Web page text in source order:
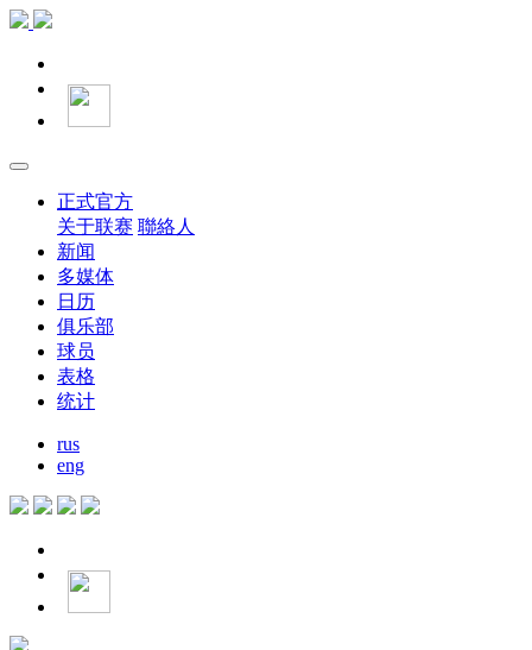
正式官方
关于联赛 聯絡人
新闻
多媒体
日历
俱乐部
球员
表格
统计
rus
eng